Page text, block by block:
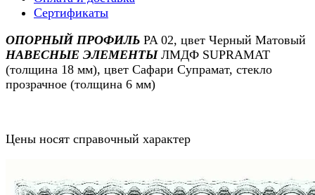
Сертификаты
ОПОРНЫЙ ПРОФИЛЬ PA 02, цвет Черный Матовый
НАВЕСНЫЕ ЭЛЕМЕНТЫЛМДФ SUPRAMAT
(толщина 18 мм), цвет Сафари Супрамат, стекло
прозрачное (толщина 6 мм)
Цены носят справочный характер